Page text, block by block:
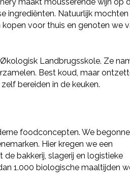
ingrediënten. Natuurlijk
voor thuis en genoten we
Landbrugsskole. Ze
Best koud, maar
bereiden in de keuken.
foodconcepten. We
Hier kregen we een
bakkerij, slagerij en logistieke
1.000 biologische maaltijden